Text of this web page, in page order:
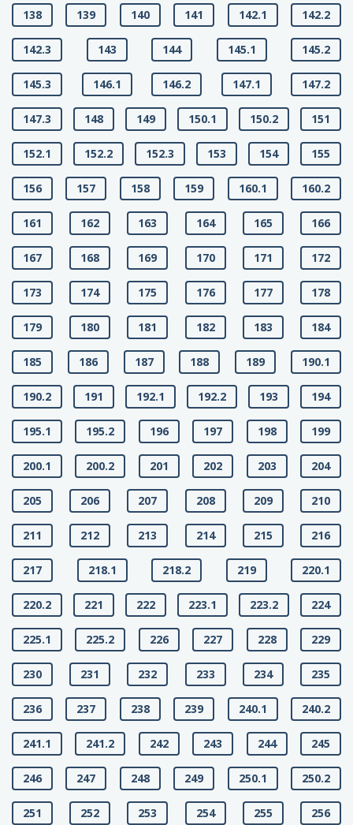
138 139 140 141 142.1 142.2
142.3 143 144 145.1 145.2
145.3 146.1 146.2 147.1 147.2
147.3 148 149 150.1 150.2 151
152.1 152.2 152.3 153 154 155
156 157 158 159 160.1 160.2
161 162 163 164 165 166
167 168 169 170 171 172
173 174 175 176 177 178
179 180 181 182 183 184
185 186 187 188 189 190.1
190.2 191 192.1 192.2 193 194
195.1 195.2 196 197 198 199
200.1 200.2 201 202 203 204
205 206 207 208 209 210
211 212 213 214 215 216
217 218.1 218.2 219 220.1
220.2 221 222 223.1 223.2 224
225.1 225.2 226 227 228 229
230 231 232 233 234 235
236 237 238 239 240.1 240.2
241.1 241.2 242 243 244 245
246 247 248 249 250.1 250.2
251 252 253 254 255 256